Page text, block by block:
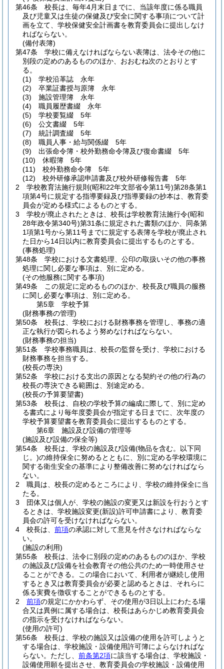
第46条
校長は、毎年4月末日までに、当該年度に係る職員
及び児童又は生徒の保健及び安全に関する事項について計
画を立て、学校保健安全計画書を教育委員会に提出しなけ
ればならない。
(備付表簿)
第47条
学校に備えなければならない表簿は、法令その他に
別段の定めのあるもののほか、おおむね次のとおりとす
る。
(1)
学校沿革誌 永年
(2)
卒業証書授与原簿 永年
(3)
施設管理簿 永年
(4)
職員履歴書綴 永年
(5)
学校要覧綴 5年
(6)
公文書綴 5年
(7)
統計調査綴 5年
(8)
職員人事・給与関係綴 5年
(9)
出張命令簿・校外勤務命令簿及び復命書綴 5年
(10)
休暇簿 5年
(11)
校外勤務命令簿 5年
(12)
校外研修承認申請書及び校外研修報告書 5年
2
学校教育法施行規則 (昭和22年文部省令第11号)第28条第1
項第4号に規定する指導要録及び指導要録の抄本は、教育委
員会が定める様式によるものとする。
3
学校が廃止されたときは、校長は学校教育法施行令(昭和
28年政令第340号)第31条に規定された書類のほか、同条第
1項第1号から第11号までに規定する表簿を学校が廃止され
た日から14日以内に教育委員会に提出するものとする。
(事務処理)
第48条
学校における文書処理、公印の取扱いその他の事務
処理に関し必要な事項は、別に定める。
(その他服務に関する事項)
第49条
この規定に定めるもののほか、校長及び職員の服務
に関し必要な事項は、別に定める。
第5章
学校予算
(財務事務の管理)
第50条
校長は、学校における財務事務を管理し、事務の適
正な執行が図られるよう努めなければならない。
(財務事務の担当)
第51条
学校事務職員は、校長の監督を受け、学校における
財務事務を担当する。
(校長の専決)
第52条
学校における支出の原因となる契約その他の行為の
校長の専決できる範囲は、別途定める。
(校長の予算要望書)
第53条
校長は、自校の学校予算の編成に際して、別に定め
る書式により毎年度委員会が指定する日までに、次年度の
学校予算要望書を教育委員会に提出するものとする。
第6章
施設及び設備の管理等
(施設及び設備の保全等)
第54条
校長は、学校の施設及び設備(物品を含む。以下同
じ。)の維持保全に努めるとともに、別に定める学校環境に
関する衛生安全の基準により整備改善に努めなければなら
ない。
2
職員は、校長の定めるところにより、学校の維持保全に当
たる。
3
団体又は個人が、学校の施設の変更又は新設を行おうとす
るときは、学校施設変更(新設)許可申請書により、教育委
員会の許可を受けなければならない。
4
校長は、 前項の承認に対して意見を付さなければならな
い。
(施設の利用)
第55条
校長は、法令に別段の定めのあるもののほか、学校
の施設及び設備を社会教育その他公共のため一時使用させ
ることができる。
この場合において、利用者が継続し使用
するとき又は教育委員会が必要と認めるときは、それらに
係る実費を徴収することができるものとする。
2
前項の規定にかかわらず、その使用が3日以上にわたる場
合又は異例に属する場合は、校長はあらかじめ教育委員会
の指示を受けなければならない。
(使用の許可)
第56条
校長は、学校の施設又は設備の使用を許可しようと
する場合は、学校施設・設備使用許可簿によらなければな
らない。 ただし、 前条第2項に該当する場合は、学校施設・
設備使用願を提出させ、教育委員会の学校施設・設備使用